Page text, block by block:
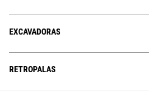
EXCAVADORAS
RETROPALAS